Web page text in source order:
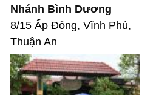
Nhánh Bình Dương
8/15 Ấp Đông, Vĩnh Phú,
Thuận An